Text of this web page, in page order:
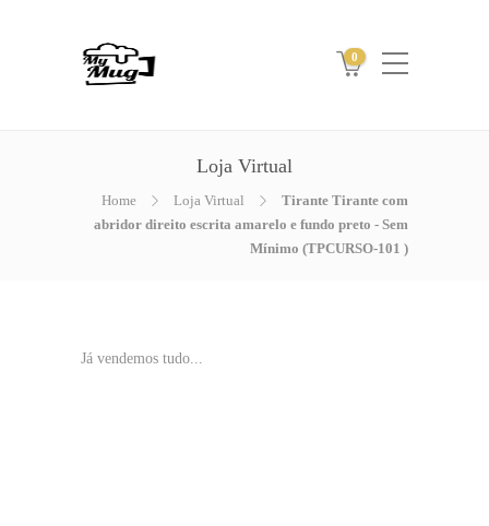
0
Loja Virtual
Home Loja Virtual
Tirante Tirante com
abridor direito escrita amarelo e fundo preto - Sem
Mínimo (TPCURSO-101 )
Já vendemos tudo...